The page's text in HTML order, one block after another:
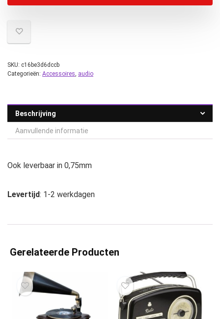
SKU: c16be3d6dccb
Categorieën: Accessoires, audio
Beschrijving
Aanvullende informatie
Ook leverbaar in 0,75mm
Levertijd: 1-2 werkdagen
Gerelateerde Producten